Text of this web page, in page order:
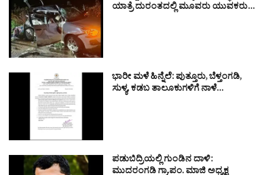
ಯಾತ್ರೆ ದುರಂತದಲ್ಲಿ ಮೂವರು ಯುವಕರು…
ಭಾರೀ ಮಳೆ ಹಿನ್ನೆಲೆ: ಪುತ್ತೂರು, ಬೆಳ್ತಂಗಡಿ,
ಸುಳ್ಯ, ಕಡಬ ತಾಲೂಕುಗಳಿಗೆ ನಾಳೆ…
ಪಡುಬಿದ್ರಿಯಲ್ಲಿ ಗುಂಡಿನ ದಾಳಿ: